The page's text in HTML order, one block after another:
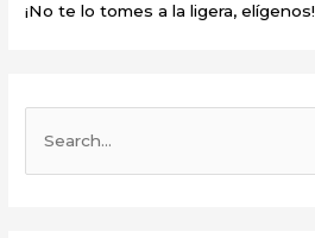
¡No te lo tomes a la ligera, elígenos!